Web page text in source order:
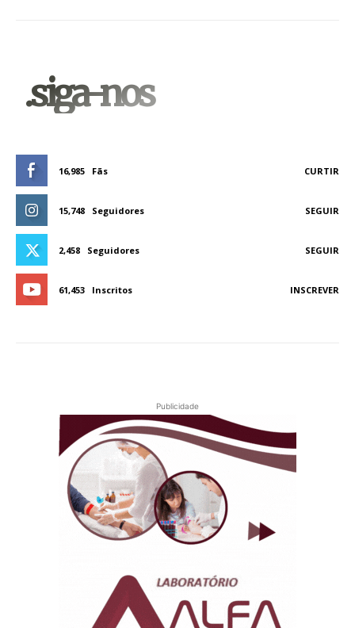
.siga-nos
16,985 Fãs CURTIR
15,748 Seguidores SEGUIR
2,458 Seguidores SEGUIR
61,453 Inscritos INSCREVER
Publicidade